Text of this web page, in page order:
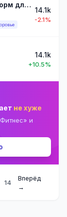
Buddy Dinner | Фермерский корм для собак и кошек
14.1k
-2.1%
14.1k
+10.5%
не хуже
и
14
Вперёд
→